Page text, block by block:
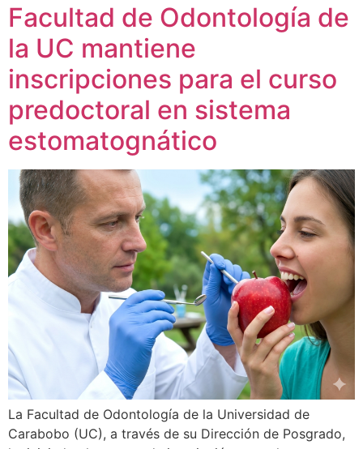
Facultad de Odontología de
la UC mantiene
inscripciones para el curso
predoctoral en sistema
estomatognático
La Facultad de Odontología de la Universidad de
Carabobo (UC), a través de su Dirección de Posgrado,